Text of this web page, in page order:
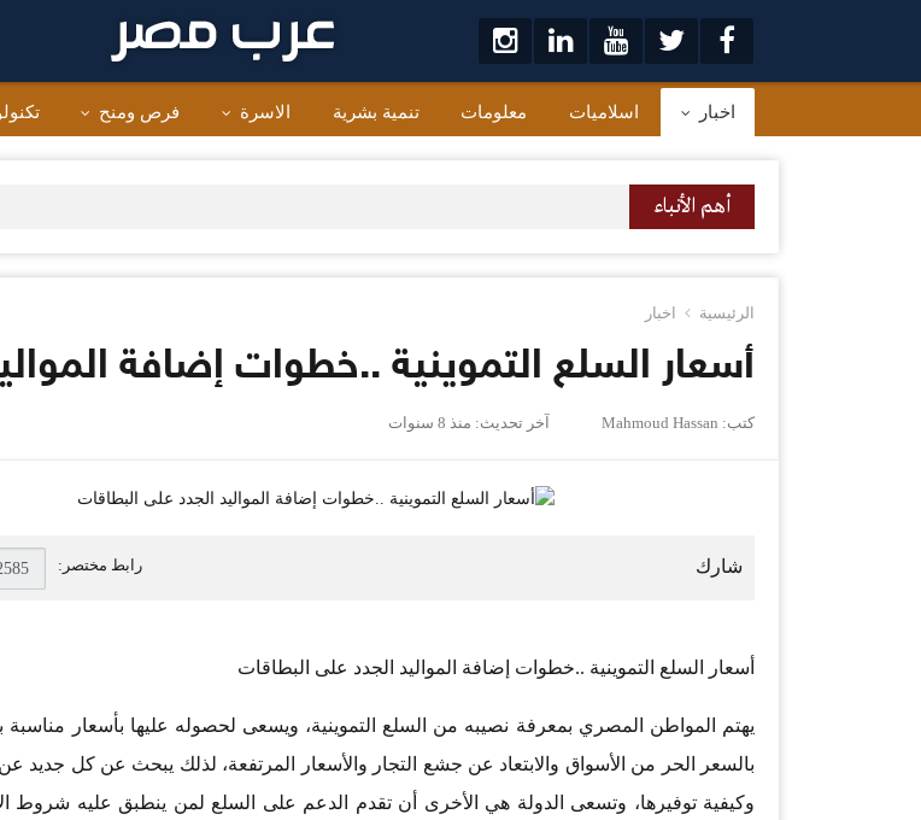
اخبار اسلاميات معلومات تنمية بشرية الاسرة فرص ومنح
أهم الأنباء
الرئيسية اخبار
أسعار السلع التموينية ..خطوات إضافة
كتب: Mahmoud Hassan آخر تحديث: منذ 8 سنوات
أسعار السلع التموينية ..خطوات إضافة المواليد الجدد على البطاقات
يهتم المواطن المصري بمعرفة نصيبه من السلع التموينية، ويسعى لحصوله عليها بأسعار مناسبة
بالسعر الحر من الأسواق والابتعاد عن جشع التجار والأسعار المرتفعة، لذلك يبحث عن كل جديد عن
وكيفية توفيرها، وتسعى الدولة هي الأخرى أن تقدم الدعم على السلع لمن ينطبق عليه شروط